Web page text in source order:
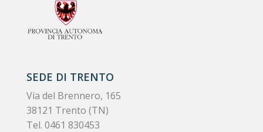
SEDE DI TRENTO
Via del Brennero, 165
38121 Trento (TN)
Tel. 0461 830453